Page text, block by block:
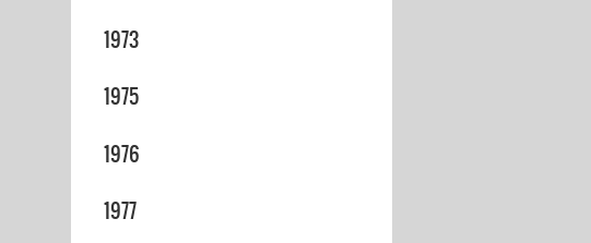
1973
1975
1976
1977